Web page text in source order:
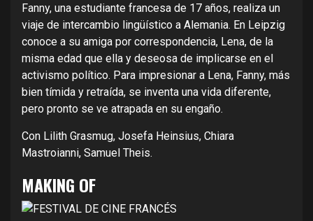
Fanny, una estudiante francesa de 17 años, realiza un
viaje de intercambio lingüístico a Alemania. En Leipzig
conoce a su amiga por correspondencia, Lena, de la
misma edad que ella y deseosa de implicarse en el
activismo político. Para impresionar a Lena, Fanny, más
bien tímida y retraída, se inventa una vida diferente,
pero pronto se ve atrapada en su engaño.
Con Lilith Grasmug, Josefa Heinsius, Chiara
Mastroianni, Samuel Theis.
MAKING OF